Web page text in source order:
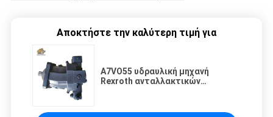
Αποκτήστε την καλύτερη τιμή για
A7VO55 υδραυλική μηχανή
Rexroth ανταλλακτικών